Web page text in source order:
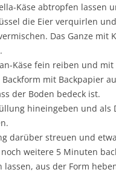
Käse abtropfen lassen
die Eier verquirlen
Das Ganze
Käse fein reiben und
Backform mit Backpapier
der Boden bedeck ist.
hineingeben und
darüber streuen und
weitere 5 Minuten
aus der Form